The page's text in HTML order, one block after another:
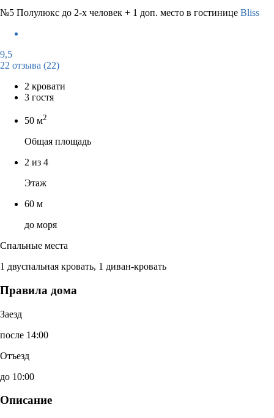
№5 Полулюкс до 2-х человек + 1 доп. место в гостинице Bliss
9,5
22 отзыва (22)
2 кровати
3 гостя
50 м2
Общая площадь
2 из 4
Этаж
60 м
до моря
Спальные места
1 двуспальная кровать, 1 диван-кровать
Правила дома
Заезд
после 14:00
Отъезд
до 10:00
Описание